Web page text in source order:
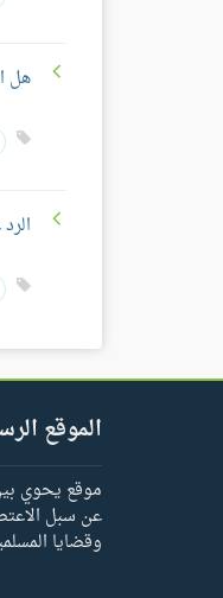
هل
الموقع
موقع يحوي
عن سبل
وقضايا